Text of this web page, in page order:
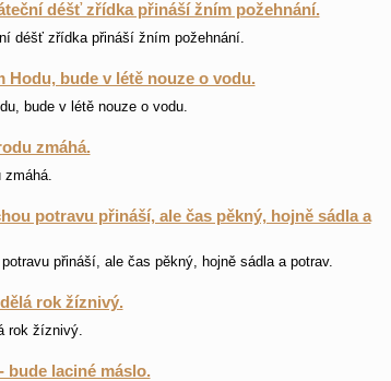
déšť zřídka přináší žním požehnání.
déšť zřídka přináší žním požehnání.
Hodu, bude v létě nouze o vodu.
bude v létě nouze o vodu.
zmáhá.
zmáhá.
potravu přináší, ale čas pěkný, hojně sádla a
přináší, ale čas pěkný, hojně sádla a potrav.
rok žíznivý.
rok žíznivý.
bude laciné máslo.